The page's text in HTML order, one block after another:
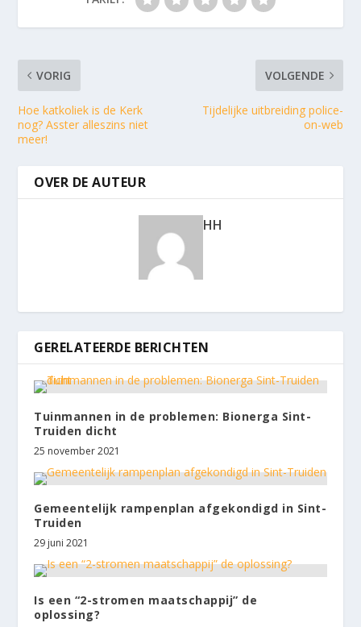
VORIG
Hoe katkoliek is de Kerk
nog? Asster alleszins niet
meer!
VOLGENDE
Tijdelijke uitbreiding police-
on-web
OVER DE AUTEUR
HH
GERELATEERDE BERICHTEN
Tuinmannen in de problemen: Bionerga Sint-
Truiden dicht
25 november 2021
Gemeentelijk rampenplan afgekondigd in Sint-
Truiden
29 juni 2021
Is een “2-stromen maatschappij” de
oplossing?